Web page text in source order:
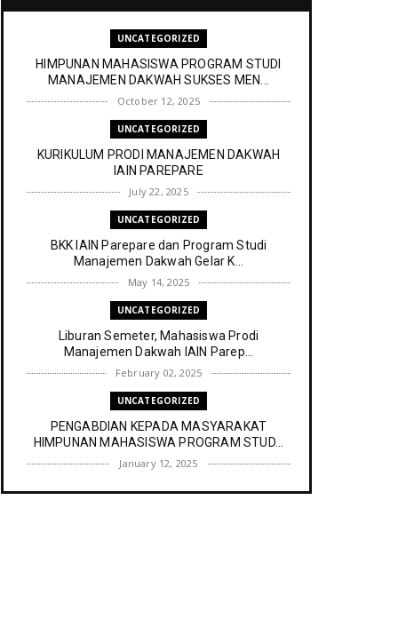
UNCATEGORIZED
HIMPUNAN MAHASISWA PROGRAM STUDI
MANAJEMEN DAKWAH SUKSES MEN...
October 12, 2025
UNCATEGORIZED
KURIKULUM PRODI MANAJEMEN DAKWAH
IAIN PAREPARE
July 22, 2025
UNCATEGORIZED
BKK IAIN Parepare dan Program Studi
Manajemen Dakwah Gelar K...
May 14, 2025
UNCATEGORIZED
Liburan Semeter, Mahasiswa Prodi
Manajemen Dakwah IAIN Parep...
February 02, 2025
UNCATEGORIZED
PENGABDIAN KEPADA MASYARAKAT
HIMPUNAN MAHASISWA PROGRAM STUD...
January 12, 2025
UNCATEGORIZED